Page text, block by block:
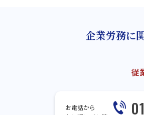
企業労務に
従
お電話から